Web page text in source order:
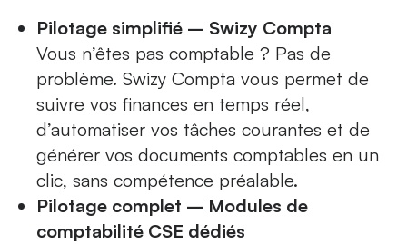
Pilotage simplifié – Swizy Compta
Vous n’êtes pas comptable ? Pas de
problème. Swizy Compta vous permet de
suivre vos finances en temps réel,
d’automatiser vos tâches courantes et de
générer vos documents comptables en un
clic, sans compétence préalable.
Pilotage complet – Modules de
comptabilité CSE dédiés